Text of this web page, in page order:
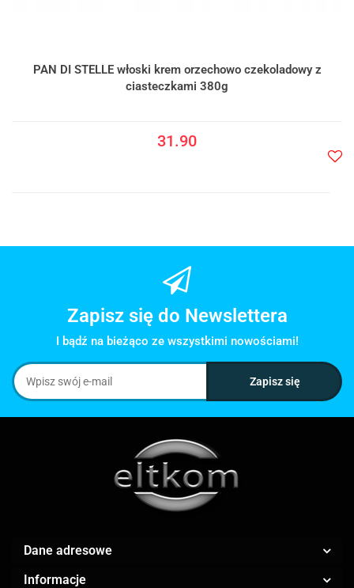
PAN DI STELLE włoski krem orzechowo czekoladowy z
ciasteczkami 380g
31.90
Zapisz się do Newslettera
I bądź na bieżąco ze wszystkimi nowościami!
Dane adresowe
Informacje